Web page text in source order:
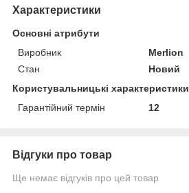
Характеристики
Основні атрибути
Виробник
Merlion
Стан
Новий
Користувальницькі характеристики
Гарантійний термін
12
Відгуки про товар
Ще немає відгуків про цей товар